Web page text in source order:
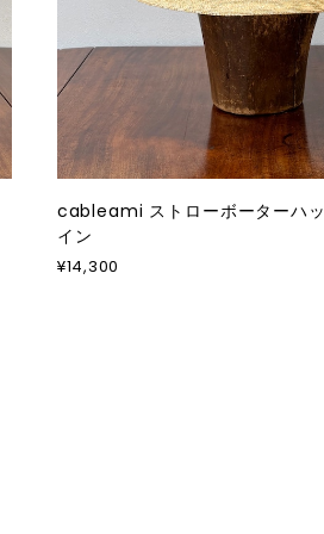
cableami ストローボーターハ
イン
¥14,300